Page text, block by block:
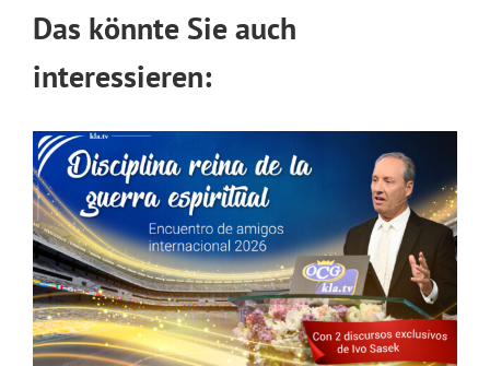
Das könnte Sie auch
interessieren: